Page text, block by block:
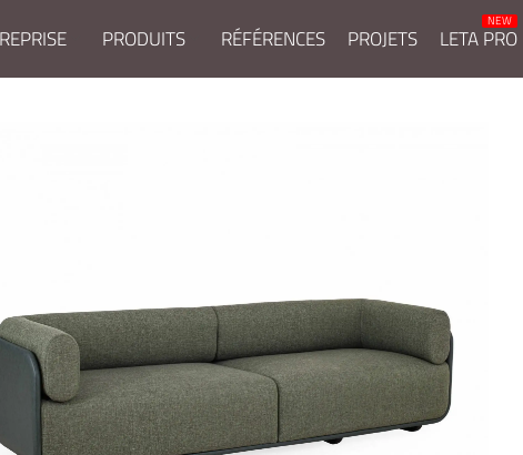
PRODUITS RÉFÉRENCES PROJETS LETA PRO